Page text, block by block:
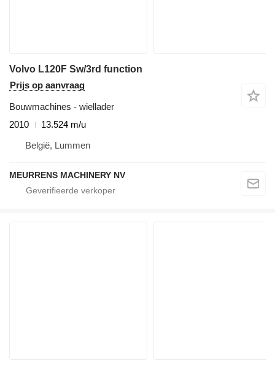
Volvo L120F Sw/3rd function
Prijs op aanvraag
Bouwmachines - wiellader
2010
13.524 m/u
België, Lummen
MEURRENS MACHINERY NV